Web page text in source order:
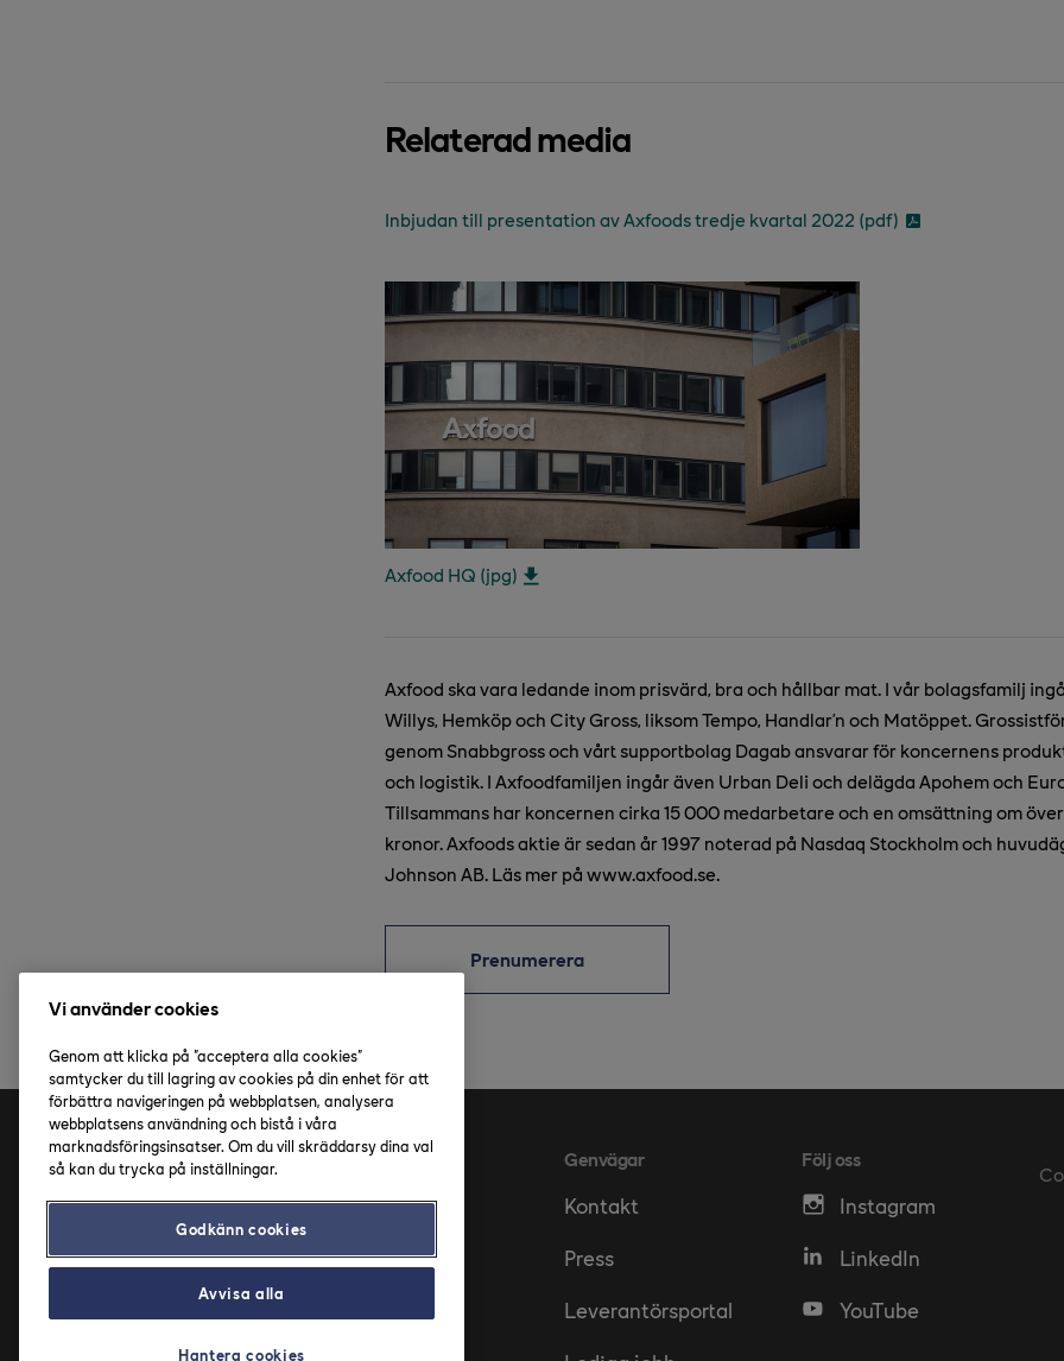
Relaterad media
Inbjudan till presentation av Axfoods tredje kvartal 2022 (pdf)
Axfood HQ (jpg)
Axfood ska vara ledande inom prisvärd, bra och hållbar mat. I vår bolagsfamilj
Willys, Hemköp och City Gross, liksom Tempo, Handlar’n och Matöppet.
genom Snabbgross och vårt supportbolag Dagab ansvarar för koncernens
och logistik. I Axfoodfamiljen ingår även Urban Deli och delägda Apohem och
Tillsammans har koncernen cirka 15 000 medarbetare och en omsättning om
kronor. Axfoods aktie är sedan år 1997 noterad på Nasdaq Stockholm och
Johnson AB. Läs mer på www.axfood.se.
Prenumerera
Adress
Axfood AB
Solnavägen 4
113 65 Stockholm
Genvägar
Kontakt
Press
Leverantörsportal
Följ oss
Instagram
LinkedIn
YouTube
Vi använder cookies
Genom att klicka på "acceptera alla cookies"
samtycker du till lagring av cookies på din enhet för att
förbättra navigeringen på webbplatsen, analysera
webbplatsens användning och bistå i våra
marknadsföringsinsatser. Om du vill skräddarsy dina val
så kan du trycka på inställningar.
Godkänn cookies
Avvisa alla
Hantera cookies